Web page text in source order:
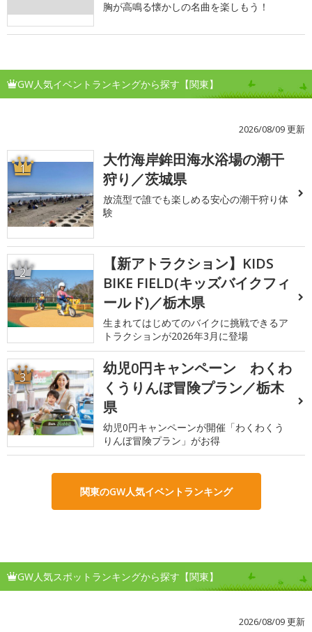
胸が高鳴る懐かしの名曲を楽しもう！
GW人気イベントランキングから探す【関東】
2026/08/09 更新
1
大竹海岸鉾田海水浴場の潮干
狩り／茨城県
放流型で誰でも楽しめる安心の潮干狩り体
験
2
【新アトラクション】KIDS
BIKE FIELD(キッズバイクフィ
ールド)／栃木県
生まれてはじめてのバイクに挑戦できるア
トラクションが2026年3月に登場
3
幼児0円キャンペーン わくわ
くうりんぼ冒険プラン／栃木
県
幼児0円キャンペーンが開催「わくわくう
りんぼ冒険プラン」がお得
関東のGW人気イベントランキング
GW人気スポットランキングから探す【関東】
2026/08/09 更新